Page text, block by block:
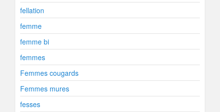
fellation
femme
femme bi
femmes
Femmes cougards
Femmes mures
fesses